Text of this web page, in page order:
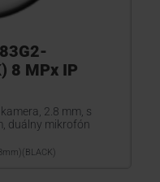
8 MPx IP
2.8 mm, s
duálny mikrofón